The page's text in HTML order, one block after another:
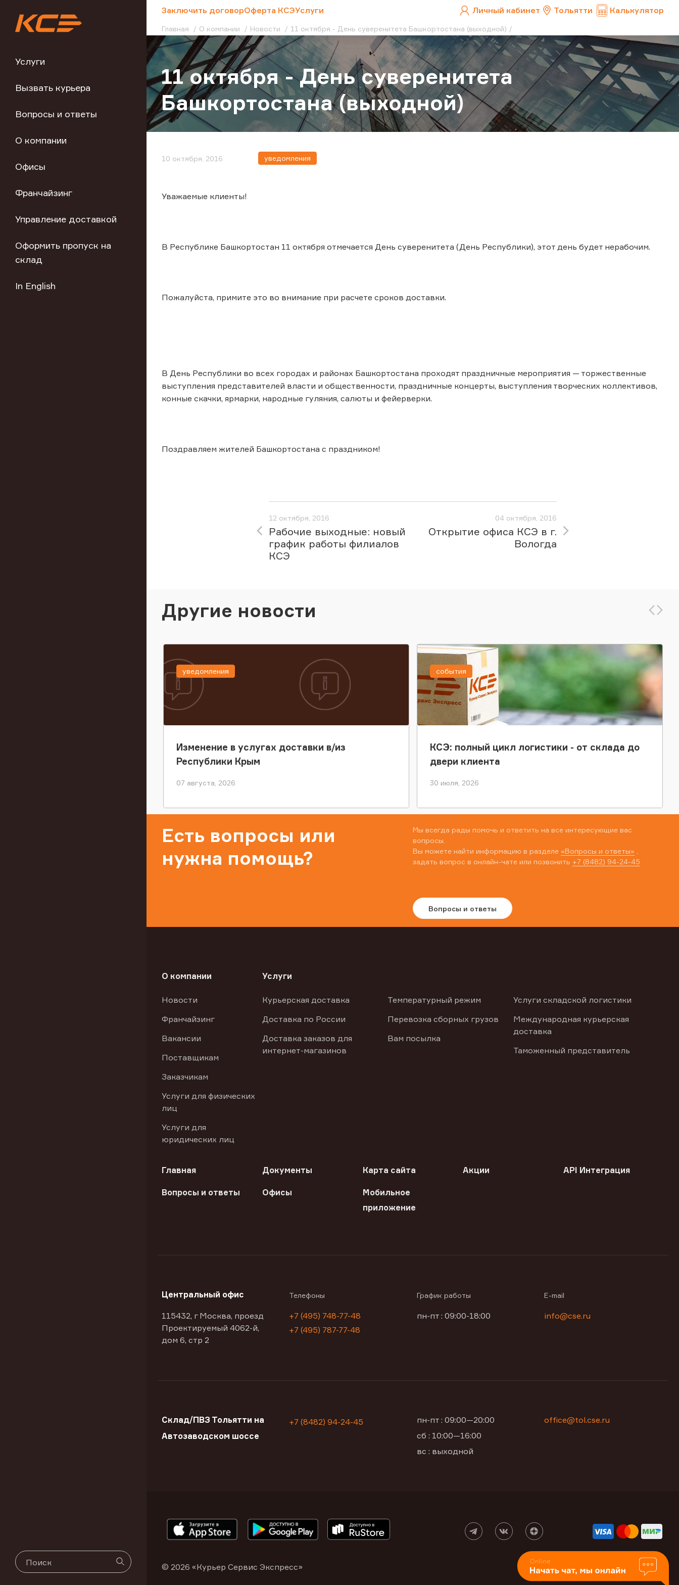
Услуги
Вызвать курьера
Вопросы и ответы
О компании
Офисы
Франчайзинг
Управление доставкой
Оформить пропуск на
склад
In English
Заключить договорОферта КСЭУслуги Личный кабинет Тольятти Калькулятор
Главная О компании Новости 11 октября - День суверенитета Башкортостана (выходной)
11 октября - День суверенитета
Башкортостана (выходной)
10 октября, 2016 уведомления
Уважаемые клиенты!
В Республике Башкортостан 11 октября отмечается День суверенитета (День Республики), этот день будет нерабочим.
Пожалуйста, примите это во внимание при расчете сроков доставки.
В День Республики во всех городах и районах Башкортостана проходят праздничные мероприятия — торжественные
выступления представителей власти и общественности, праздничные концерты, выступления творческих коллективов,
конные скачки, ярмарки, народные гуляния, салюты и фейерверки.
Поздравляем жителей Башкортостана с праздником!
12 октября, 2016
Рабочие выходные: новый
график работы филиалов
КСЭ
04 октября, 2016
Открытие офиса КСЭ в г.
Вологда
Другие новости
Изменение в услугах доставки в/из
Республики Крым
07 августа, 2026
уведомления
КСЭ: полный цикл логистики - от склада до
двери клиента
30 июля, 2026
события
Есть вопросы или
нужна помощь?
Мы всегда рады помочь и ответить на все интересующие вас
вопросы.
Вы можете найти информацию в разделе «Вопросы и ответы»
задать вопрос в онлайн-чате или позвонить +7 (8482) 94-24-45
Вопросы и ответы
О компании
Новости
Франчайзинг
Вакансии
Поставщикам
Заказчикам
Услуги для физических
лиц
Услуги для
юридических лиц
Услуги
Курьерская доставка
Доставка по России
Доставка заказов для
интернет-магазинов
Температурный режим
Перевозка сборных грузов
Вам посылка
Услуги складской логистики
Международная курьерская
доставка
Таможенный представитель
Главная Документы Карта сайта Акции API Интеграция
Вопросы и ответы Офисы
Мобильное
приложение
Центральный офис
115432, г Москва, проезд
Проектируемый 4062-й,
дом 6, стр 2
Телефоны
+7 (495) 748-77-48
+7 (495) 787-77-48
График работы
пн-пт : 09:00-18:00
E-mail
info@cse.ru
Склад/ПВЗ Тольятти на
Автозаводском шоссе
+7 (8482) 94-24-45
пн-пт : 09:00—20:00
сб : 10:00—16:00
вс : выходной
office@tol.cse.ru
© 2026 «Курьер Сервис Экспресс»